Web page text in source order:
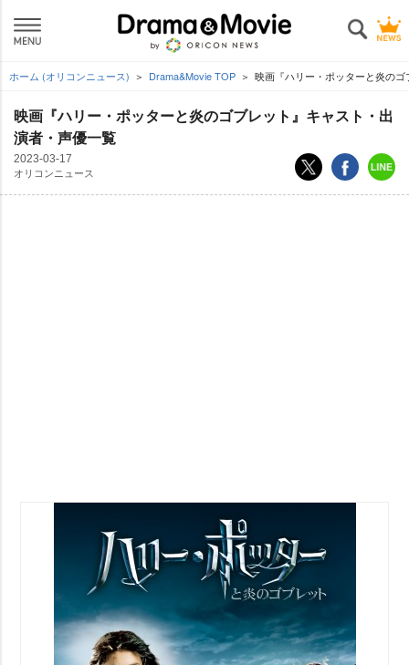
ホーム (オリコンニュース) Drama&Movie TOP 映画『ハリー・ポッターと炎の
映画『ハリー・ポッターと炎のゴブレット』キャスト・出
演者・声優一覧
2023-03-17
オリコンニュース